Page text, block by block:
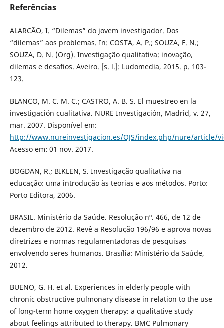
Referências
ALARCÃO, I. “Dilemas” do jovem investigador. Dos
“dilemas” aos problemas. In: COSTA, A. P.; SOUZA, F. N.;
SOUZA, D. N. (Org). Investigação qualitativa: inovação,
dilemas e desafios. Aveiro. [s. l.]: Ludomedia, 2015. p. 103-
123.
BLANCO, M. C. M. C.; CASTRO, A. B. S. El muestreo en la
investigación cualitativa. NURE Investigación, Madrid, v. 27,
mar. 2007. Disponível em:
http://www.nureinvestigacion.es/OJS/index.php/nure/article/
Acesso em: 01 nov. 2017.
BOGDAN, R.; BIKLEN, S. Investigação qualitativa na
educação: uma introdução às teorias e aos métodos. Porto:
Porto Editora, 2006.
BRASIL. Ministério da Saúde. Resolução nº. 466, de 12 de
dezembro de 2012. Revê a Resolução 196/96 e aprova novas
diretrizes e normas regulamentadoras de pesquisas
envolvendo seres humanos. Brasília: Ministério da Saúde,
2012.
BUENO, G. H. et al. Experiences in elderly people with
chronic obstructive pulmonary disease in relation to the use
of long-term home oxygen therapy: a qualitative study
about feelings attributed to therapy. BMC Pulmonary